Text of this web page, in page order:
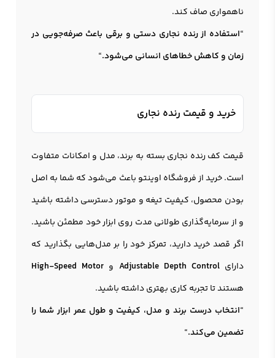
ناهمواری صاف کند.
“استفاده از رنده نجاری دستی و برقی باعث صرفه‌جویی در
زمان و کاهش خطاهای انسانی می‌شود.“
خرید و قیمت رنده نجاری
قیمت کف رنده نجاری بسته به برند، مدل و امکانات متفاوت
است. خرید از فروشگاه اوینتو باعث می‌شود که شما به اصل
بودن محصول، کیفیت تیغه و موتور دسترسی داشته باشید
و از سرمایه‌گذاری طولانی مدت روی ابزار خود مطمئن باشید.
اگر قصد خرید دارید، تمرکز خود را بر مدل‌هایی بگذارید که
دارایAdjustable Depth Control و High-Speed Motor
هستند تا تجربه کاری بهتری داشته باشید.
“انتخاب درست برند و مدل، کیفیت و طول عمر ابزار شما را
تضمین می‌کند.“